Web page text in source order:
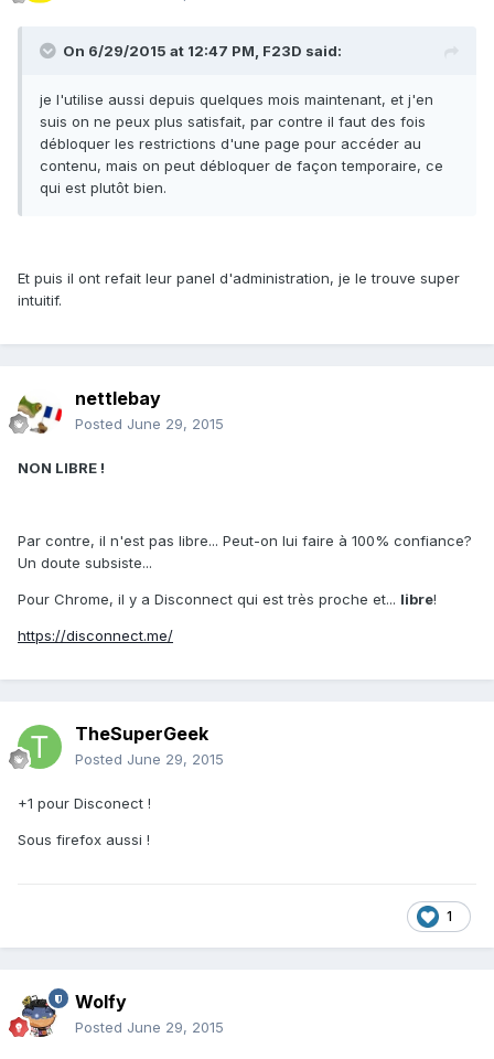
On 6/29/2015 at 12:47 PM, F23D said:
je l'utilise aussi depuis quelques mois maintenant, et j'en
suis on ne peux plus satisfait, par contre il faut des fois
débloquer les restrictions d'une page pour accéder au
contenu, mais on peut débloquer de façon temporaire, ce
qui est plutôt bien.
Et puis il ont refait leur panel d'administration, je le trouve super
intuitif.
nettlebay
Posted June 29, 2015
NON LIBRE !
Par contre, il n'est pas libre... Peut-on lui faire à 100% confiance?
Un doute subsiste...
Pour Chrome, il y a Disconnect qui est très proche et... libre!
https://disconnect.me/
TheSuperGeek
Posted June 29, 2015
+1 pour Disconect !
Sous firefox aussi !
1
Wolfy
Posted June 29, 2015